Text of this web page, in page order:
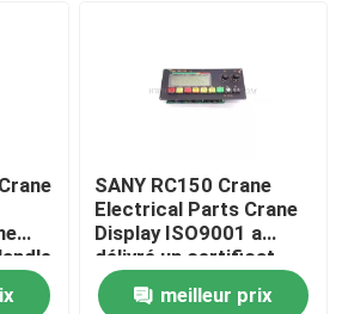
SANY RC150 Crane
Electrical Parts Crane
Display ISO9001 a
délivré un certificat
meilleur prix